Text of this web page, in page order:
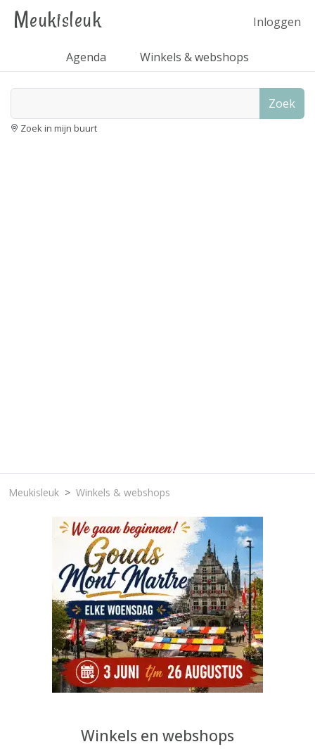
Meukisleuk Inloggen
Agenda Winkels & webshops
Zoek
Zoek in mijn buurt
Meukisleuk Winkels & webshops
Winkels en webshops